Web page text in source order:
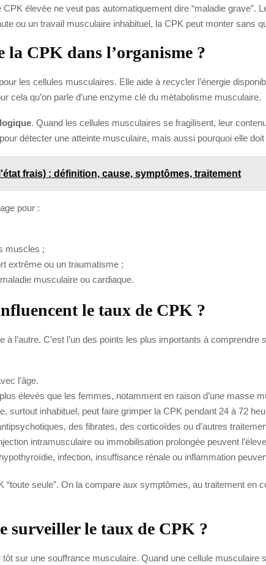
élevée ne veut pas automatiquement dire “maladie grave”.
ou un travail musculaire inhabituel, la CPK peut monter sans
la CPK dans l’organisme ?
les cellules musculaires. Elle aide à recycler l’énergie
cela qu’on parle d’une enzyme clé du métabolisme musculaire.
. Quand les cellules musculaires se fragilisent, leur
détecter une atteinte musculaire, mais aussi pourquoi elle
frais) : définition, cause, symptômes, traitement
pour :
muscles ;
extrême ou un traumatisme ;
musculaire ou cardiaque.
le taux de CPK ?
à l’autre. C’est l’un des points les plus importants à
l’âge.
élevés que les femmes, notamment en raison d’une masse
surtout inhabituel, peut faire grimper la CPK pendant 24 à 72
des fibrates, des corticoïdes ou d’autres
intramusculaire ou immobilisation prolongée peuvent
infection, insuffisance rénale ou inflammation
seule”. On la compare aux symptômes, au traitement en
surveiller le taux de CPK ?
tôt sur une souffrance musculaire. Quand une cellule